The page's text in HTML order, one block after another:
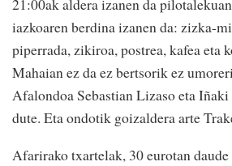
21:00ak aldera izanen da
iazkoaren berdina izanen da: zizka-
piperrada, zikiroa, postrea, kafea eta
Mahaian ez da ez bertsorik ez
Afalondoa Sebastian Lizaso eta
dute. Eta ondotik goizaldera arte
Afarirako txartelak, 30 eurotan